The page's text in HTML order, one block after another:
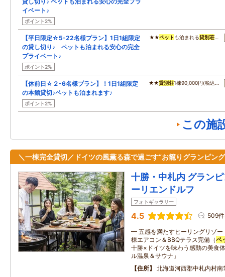
イベート♪
ポイント2%
【平日限定☆5-22名様プラン】1日1組限定
の貸し切り♪ ペットも泊まれる安心の完全
プライベート♪
ポイント2%
★★ペット も泊まれる貸別荘…
【休前日☆２-6名様プラン】！1日1組限定
の本館貸切♪ペットも泊まれます♪
ポイント2%
★★貸別荘1棟90,000円(税込…
この施
＼一棟完全貸切／ドイツの風薫る森で過ごす“お籠りグランピン
十勝・中札内 グラン
ーリエンドルフ
フォトギャラリー
4.5 509件
━ 五感を満たすヒーリングリゾ
棟エアコン＆BBQテラス完備（ペ
十勝×ドイツを味わう感動の美食
ル温泉＆サウナ」
住所
北海道河西郡中札内村南